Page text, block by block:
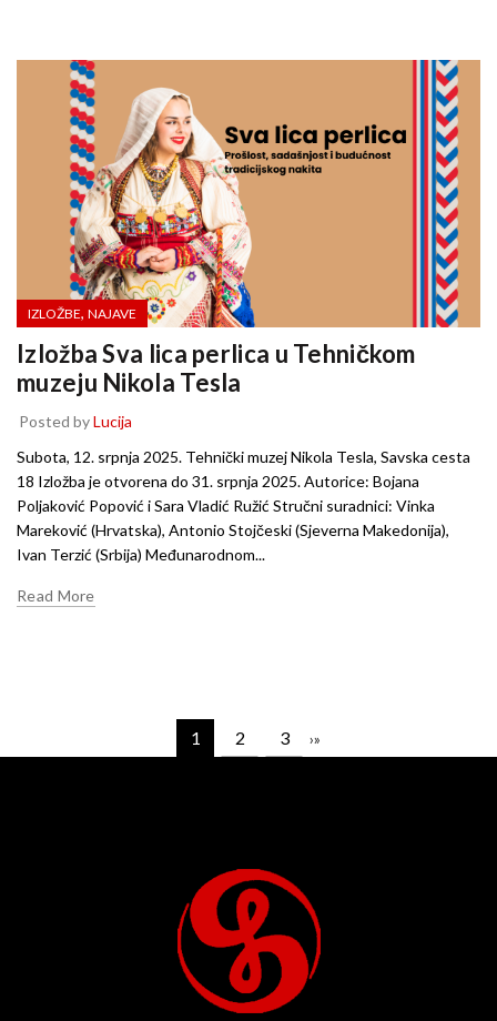
IZLOŽBE, NAJAVE
Izložba Sva lica perlica u Tehničkom
muzeju Nikola Tesla
Posted byLucija
Subota, 12. srpnja 2025. Tehnički muzej Nikola Tesla, Savska cesta
18 Izložba je otvorena do 31. srpnja 2025. Autorice: Bojana
Poljaković Popović i Sara Vladić Ružić Stručni suradnici: Vinka
Mareković (Hrvatska), Antonio Stojčeski (Sjeverna Makedonija),
Ivan Terzić (Srbija) Međunarodnom...
Read More
1 2 3 ›»